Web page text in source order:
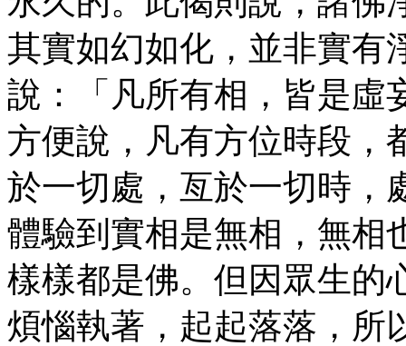
其實如幻如化，並非實有
說：「凡所有相，皆是虛
方便說，凡有方位時段，
於一切處，亙於一切時，
體驗到實相是無相，無相
樣樣都是佛。但因眾生的
煩惱執著，起起落落，所